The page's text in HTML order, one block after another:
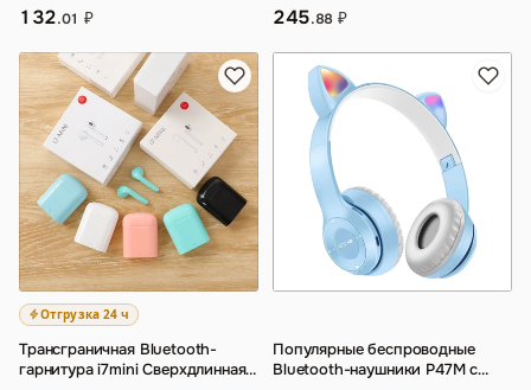
132.01 ₽ 245.88 ₽
Отгрузка 24 ч
Трансграничная Bluetooth-
гарнитура i7mini Сверхдлинная
Популярные беспроводные
Bluetooth-наушники P47M с